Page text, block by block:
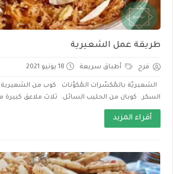
طريقة عمل الشعيرية
فرح أطباق سريعة 18 يونيو 2021
الشعيريّة بالمُكسّرات المُكوّنات كوب من الشعيرية.
السكر. كوبان من الحليب السائل. ثلاث ملاعق
أقراء المزيد